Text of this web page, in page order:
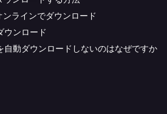
ラインでダウンロード
ウンロード
自動ダウンロードしないのはなぜですか